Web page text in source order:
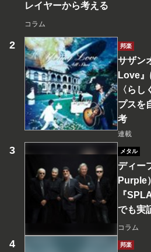
レイヤーから考える
コラム
邦楽
サザン
Love』
〈ら
プスを
考
連載
メタル
ディー
Purple
『
でも実
コラム
邦楽